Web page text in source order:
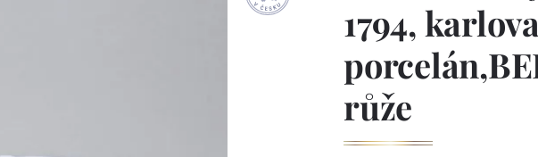
1794,
růže